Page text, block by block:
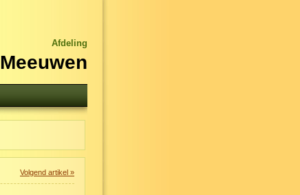
Afdeling
Meeuwen
Volgend artikel »